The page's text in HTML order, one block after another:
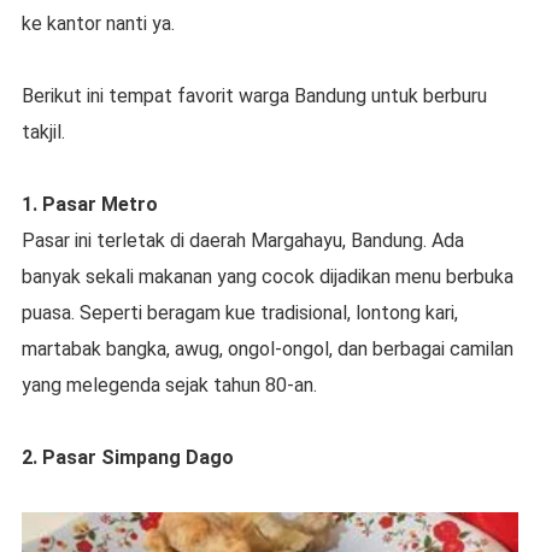
ke kantor nanti ya.
Berikut ini tempat favorit warga Bandung untuk berburu
takjil.
1. Pasar Metro
Pasar ini terletak di daerah Margahayu, Bandung. Ada
banyak sekali makanan yang cocok dijadikan menu berbuka
puasa. Seperti beragam kue tradisional, lontong kari,
martabak bangka, awug, ongol-ongol, dan berbagai camilan
yang melegenda sejak tahun 80-an.
2. Pasar Simpang Dago